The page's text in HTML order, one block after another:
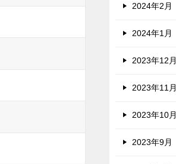
2024年2月
2024年1月
2023年12月
2023年11月
2023年10月
2023年9月